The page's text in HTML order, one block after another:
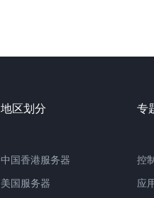
地区划分
中国香港服务器
美国服务器
专
控
应